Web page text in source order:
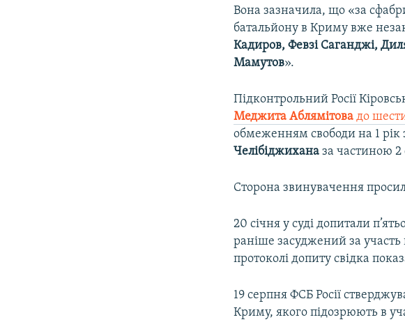
Вона зазначила, що «за
батальйону в Криму вже
Кадиров, Февзі Саганджі,
Мамутов».
Підконтрольний Росії
Меджита Аблямітовадо
обмеженням свободи на 1 рік
Челібіджихана за частиною 2
Сторона звинувачення
20 січня у суді допитали
раніше засуджений за
протоколі допиту свідка
19 серпня ФСБ Росії
Криму, якого підозрюють в